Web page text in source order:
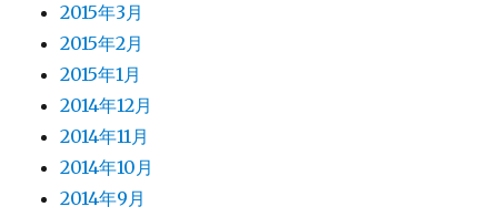
2015年3月
2015年2月
2015年1月
2014年12月
2014年11月
2014年10月
2014年9月